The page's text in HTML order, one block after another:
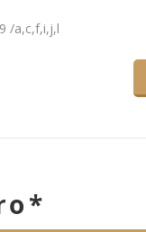
/a,c,f,i,j,l